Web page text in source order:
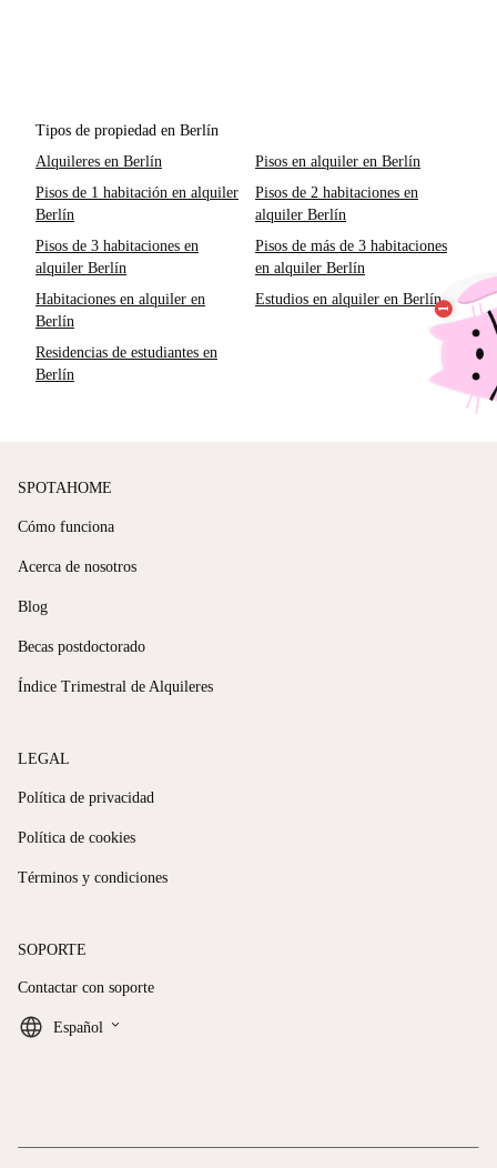
Tipos de propiedad en Berlín
Alquileres en Berlín
Pisos en alquiler en Berlín
Pisos de 1 habitación en alquiler
Berlín
Pisos de 2 habitaciones en
alquiler Berlín
Pisos de 3 habitaciones en
alquiler Berlín
Pisos de más de 3 habitaciones
en alquiler Berlín
Habitaciones en alquiler en
Berlín
Estudios en alquiler en Berlín
Residencias de estudiantes en
Berlín
SPOTAHOME
Cómo funciona
Acerca de nosotros
Blog
Becas postdoctorado
Índice Trimestral de Alquileres
LEGAL
Política de privacidad
Política de cookies
Términos y condiciones
SOPORTE
Contactar con soporte
Español keyboard_arrow_down